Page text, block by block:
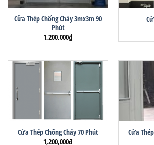
Cửa Thép Chống Cháy 3mx3m 90
Phút
1,200,000₫
Cửa Thép Chống Cháy 70 Phút
1,200,000₫
Cửa